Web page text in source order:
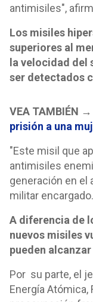
antimisiles",
Los misiles
superiores al
la velocidad del
ser detectados
VEA TAMBIÉN →
prisión a una
"Este misil que
antimisiles
generación en el
militar encargado.
A diferencia de
nuevos misiles
pueden
Por su parte, el
Energía